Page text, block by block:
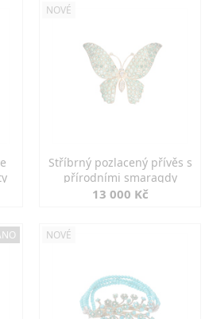
NOVÉ
Stříbrný pozlacený přívěs s
přírodními smaragdy
13 000 Kč
NOVÉ